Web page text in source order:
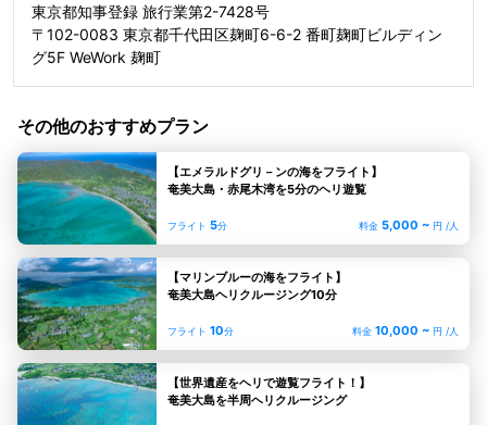
東京都知事登録 旅行業第2-7428号
〒102-0083 東京都千代田区麹町6-6-2 番町麹町ビルディン
グ5F WeWork 麹町
その他のおすすめプラン
【エメラルドグリ－ンの海をフライト】
奄美大島・赤尾木湾を5分のヘリ遊覧
フライト 5分 料金 5,000 ~ 円 /人
【マリンブルーの海をフライト】
奄美大島ヘリクルージング10分
フライト 10分 料金 10,000 ~ 円 /人
【世界遺産をヘリで遊覧フライト！】
奄美大島を半周ヘリクルージング